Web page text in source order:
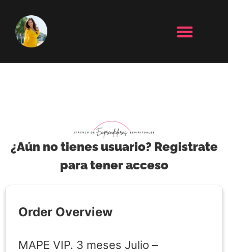
¿Aún no tienes usuario? Registrate
para tener acceso
Order Overview
MAPE VIP. 3 meses Julio –